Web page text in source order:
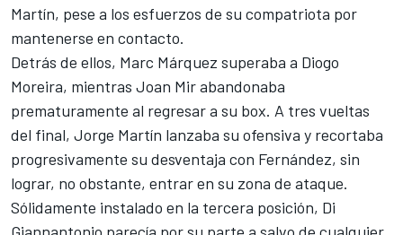
Martín, pese a los esfuerzos de su compatriota por
mantenerse en contacto.
Detrás de ellos, Marc Márquez superaba a Diogo
Moreira, mientras Joan Mirabandonaba
prematuramente al regresar a su box. A tres vueltas
del final, Jorge Martín lanzaba su ofensiva y recortaba
progresivamente su desventaja con Fernández, sin
lograr, no obstante, entrar en su zona de ataque.
Sólidamente instalado en la tercera posición, Di
Giannantonio parecía por su parte a salvo de cualquier